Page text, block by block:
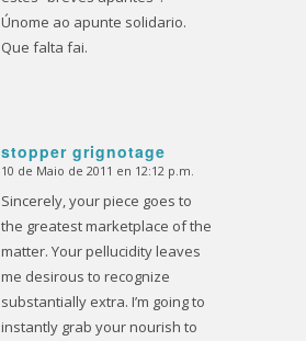
Únome ao apunte solidario.
Que falta fai.
stopper grignotage
Dice:
10 de Maio de 2011 en 12:12 p.m.
Sincerely, your piece goes to
the greatest marketplace of the
matter. Your pellucidity leaves
me desirous to recognize
substantially extra. I’m going to
instantly grab your nourish to